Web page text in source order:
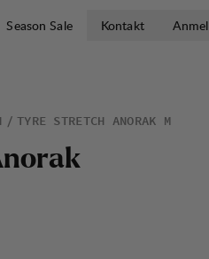
Season Sale Kontakt
TYRE STRETCH ANORAK M
norak